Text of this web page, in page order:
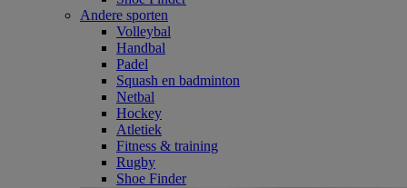
Andere sporten
Volleybal
Handbal
Padel
Squash en badminton
Netbal
Hockey
Atletiek
Fitness & training
Rugby
Shoe Finder